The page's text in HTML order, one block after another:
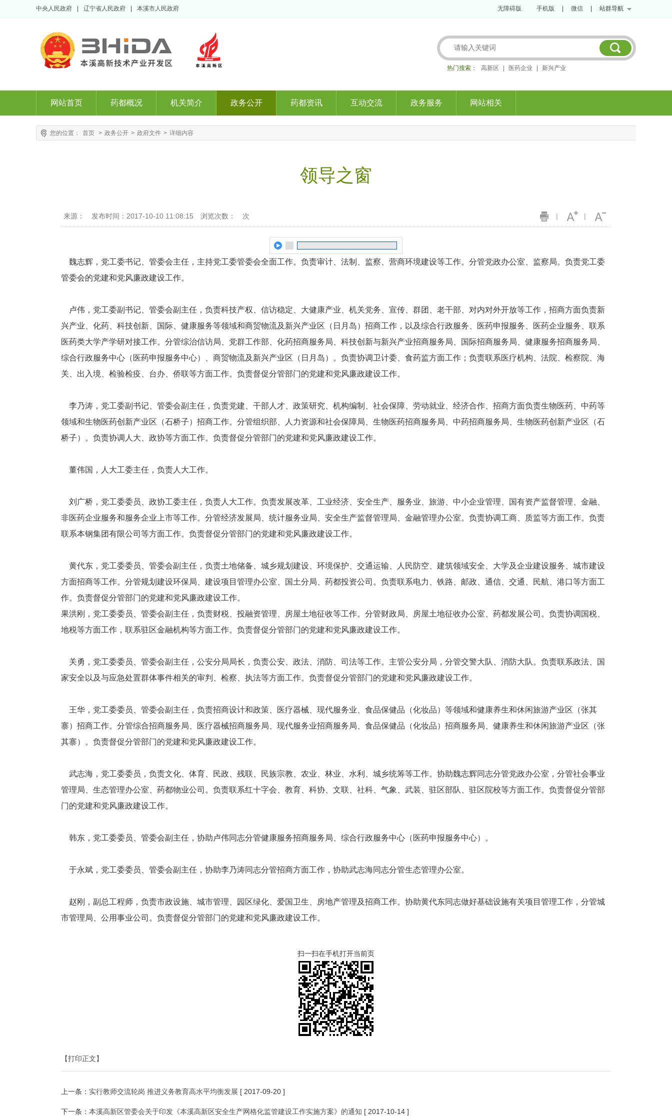
中央人民政府 辽宁省人民政府 本溪市人民政府 站群导航
无障碍版 手机版 微信
热门搜索： 高新区 医药企业 新兴产业
网站首页 药都概况 机关简介 政务公开 药都资讯 互动交流 政务服务 网站相关
您的位置： 首页 > 政务公开 > 政府文件 > 详细内容
领导之窗
|
|
来源： 发布时间：2017-10-10 11:08:15 浏览次数： 次
魏志辉，党工委书记、管委会主任，主持党工委管委会全面工作。负责审计、法制、监察、营商环境建设等工作。分管党政办公室、监察局。负责党工委
管委会的党建和党风廉政建设工作。
卢伟，党工委副书记、管委会副主任，负责科技产权、信访稳定、大健康产业、机关党务、宣传、群团、老干部、对内对外开放等工作，招商方面负责新
兴产业、化药、科技创新、国际、健康服务等领域和商贸物流及新兴产业区（日月岛）招商工作，以及综合行政服务、医药申报服务、医药企业服务、联系
医药类大学产学研对接工作。分管综治信访局、党群工作部、化药招商服务局、科技创新与新兴产业招商服务局、国际招商服务局、健康服务招商服务局、
综合行政服务中心（医药申报服务中心）、商贸物流及新兴产业区（日月岛）。负责协调卫计委、食药监方面工作；负责联系医疗机构、法院、检察院、海
关、出入境、检验检疫、台办、侨联等方面工作。负责督促分管部门的党建和党风廉政建设工作。
李乃涛，党工委副书记、管委会副主任，负责党建、干部人才、政策研究、机构编制、社会保障、劳动就业、经济合作、招商方面负责生物医药、中药等
领域和生物医药创新产业区（石桥子）招商工作。分管组织部、人力资源和社会保障局、生物医药招商服务局、中药招商服务局、生物医药创新产业区（石
桥子）。负责协调人大、政协等方面工作。负责督促分管部门的党建和党风廉政建设工作。
董伟国，人大工委主任，负责人大工作。
刘广桥，党工委委员、政协工委主任，负责人大工作。负责发展改革、工业经济、安全生产、服务业、旅游、中小企业管理、国有资产监督管理、金融、
非医药企业服务和服务企业上市等工作。分管经济发展局、统计服务业局、安全生产监督管理局、金融管理办公室。负责协调工商、质监等方面工作。负责
联系本钢集团有限公司等方面工作。负责督促分管部门的党建和党风廉政建设工作。
黄代东，党工委委员、管委会副主任，负责土地储备、城乡规划建设、环境保护、交通运输、人民防空、建筑领域安全、大学及企业建设服务、城市建设
方面招商等工作。分管规划建设环保局、建设项目管理办公室、国土分局、药都投资公司。负责联系电力、铁路、邮政、通信、交通、民航、港口等方面工
作。负责督促分管部门的党建和党风廉政建设工作。
果洪刚，党工委委员、管委会副主任，负责财税、投融资管理、房屋土地征收等工作。分管财政局、房屋土地征收办公室、药都发展公司。负责协调国税、
地税等方面工作，联系驻区金融机构等方面工作。负责督促分管部门的党建和党风廉政建设工作。
关勇，党工委委员、管委会副主任，公安分局局长，负责公安、政法、消防、司法等工作。主管公安分局，分管交警大队、消防大队。负责联系政法、国
家安全以及与应急处置群体事件相关的审判、检察、执法等方面工作。负责督促分管部门的党建和党风廉政建设工作。
王华，党工委委员、管委会副主任，负责招商设计和政策、医疗器械、现代服务业、食品保健品（化妆品）等领域和健康养生和休闲旅游产业区（张其
寨）招商工作。分管综合招商服务局、医疗器械招商服务局、现代服务业招商服务局、食品保健品（化妆品）招商服务局、健康养生和休闲旅游产业区（张
其寨）。负责督促分管部门的党建和党风廉政建设工作。
武志海，党工委委员，负责文化、体育、民政、残联、民族宗教、农业、林业、水利、城乡统筹等工作。协助魏志辉同志分管党政办公室，分管社会事业
管理局、生态管理办公室、药都物业公司。负责联系红十字会、教育、科协、文联、社科、气象、武装、驻区部队、驻区院校等方面工作。负责督促分管部
门的党建和党风廉政建设工作。
韩东，党工委委员、管委会副主任，协助卢伟同志分管健康服务招商服务局、综合行政服务中心（医药申报服务中心）。
于永斌，党工委委员、管委会副主任，协助李乃涛同志分管招商方面工作，协助武志海同志分管生态管理办公室。
赵刚，副总工程师，负责市政设施、城市管理、园区绿化、爱国卫生、房地产管理及招商工作。协助黄代东同志做好基础设施有关项目管理工作，分管城
市管理局、公用事业公司。负责督促分管部门的党建和党风廉政建设工作。
扫一扫在手机打开当前页
【打印正文】
上一条： 实行教师交流轮岗 推进义务教育高水平均衡发展 [ 2017-09-20 ]
下一条： 本溪高新区管委会关于印发《本溪高新区安全生产网格化监管建设工作实施方案》的通知 [ 2017-10-14 ]